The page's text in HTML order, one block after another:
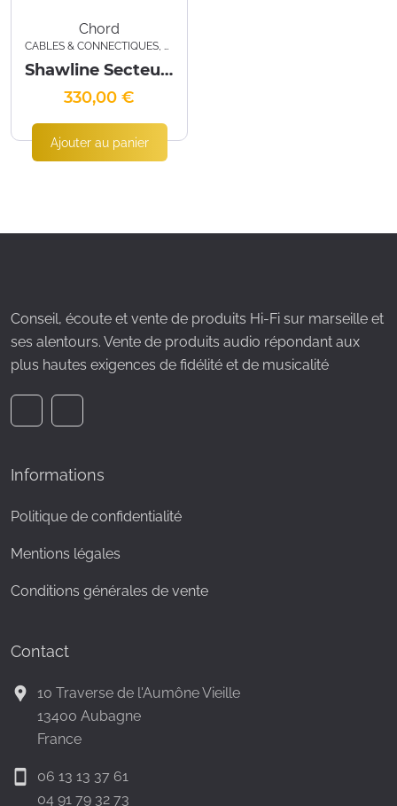
Chord
CABLES & CONNECTIQUES, SECTEUR
Shawline Secteur 1M
330,00 €
Ajouter au panier
Conseil, écoute et vente de produits Hi-Fi sur marseille et
ses alentours. Vente de produits audio répondant aux
plus hautes exigences de fidélité et de musicalité
Informations
Politique de confidentialité
Mentions légales
Conditions générales de vente
Contact
location_pin
10 Traverse de l'Aumône Vieille
13400 Aubagne
France
smartphone
06 13 13 37 61
04 91 79 32 73